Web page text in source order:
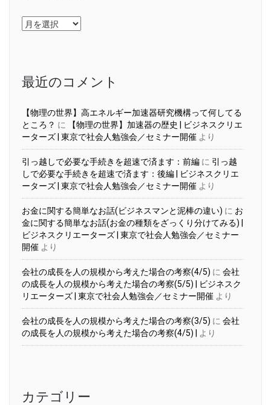
ア
ー
最近のコメント
【物理の世界】高エネルギー加速器研究機構って何してる
ところ？ に
【物理の世界】加速器の歴史 | ビジネスクリエ
ーターズ | 東京で社会人勉強会／セミナー開催 より
引っ越しで必要な手続きを超速で済ます：前編 に 引っ越
しで必要な手続きを超速で済ます：後編 | ビジネスクリエ
ーターズ | 東京で社会人勉強会／セミナー開催 より
お金に関する簡単なお話(ビジネスマンと泥棒の違い) に お
金に関する簡単なお話(お金の種類をざっくり分けてみる) |
ビジネスクリエーターズ | 東京で社会人勉強会／セミナー
開催 より
会社の成長を人の規模から考えた場合の考察(4/5) に 会社
の成長を人の規模から考えた場合の考察(5/5) | ビジネスク
リエーターズ | 東京で社会人勉強会／セミナー開催 より
会社の成長を人の規模から考えた場合の考察(3/5) に 会社
の成長を人の規模から考えた場合の考察(4/5) |
より
カテゴリー